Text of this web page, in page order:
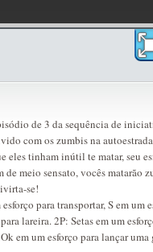
de 3 da sequência de
com os zumbis na
eles tinham inútil te matar, seu
de meio sensato, vocês matarão
se!
para transportar, S em um
lareira. 2P: Setas em um
em um esforço para lançar uma